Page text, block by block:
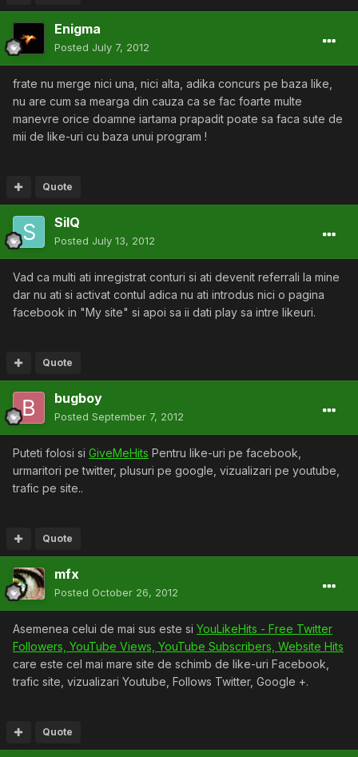
Enigma
Posted July 7, 2012
frate nu merge nici una, nici alta, adika concurs pe baza like,
nu are cum sa mearga din cauza ca se fac foarte multe
manevre orice doamne iartama prapadit poate sa faca sute de
mii de like-uri cu baza unui program !
Quote
SilQ
Posted July 13, 2012
Vad ca multi ati inregistrat conturi si ati devenit referrali la mine
dar nu ati si activat contul adica nu ati introdus nici o pagina
facebook in "My site" si apoi sa ii dati play sa intre likeuri.
Quote
bugboy
Posted September 7, 2012
Puteti folosi si GiveMeHits Pentru like-uri pe facebook,
urmaritori pe twitter, plusuri pe google, vizualizari pe youtube,
trafic pe site..
Quote
mfx
Posted October 26, 2012
Asemenea celui de mai sus este si YouLikeHits - Free Twitter
Followers, YouTube Views, YouTube Subscribers, Website Hits
care este cel mai mare site de schimb de like-uri Facebook,
trafic site, vizualizari Youtube, Follows Twitter, Google +.
Quote